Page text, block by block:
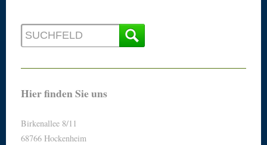
Hier finden Sie uns
Birkenallee 8/11
68766 Hockenheim